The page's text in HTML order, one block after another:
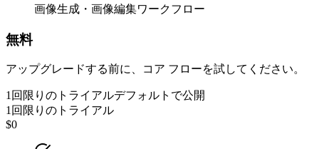
画像生成・画像編集ワークフロー
無料
アップグレードする前に、コア フローを試してください。
1回限りのトライアルデフォルトで公開
1回限りのトライアル
$0